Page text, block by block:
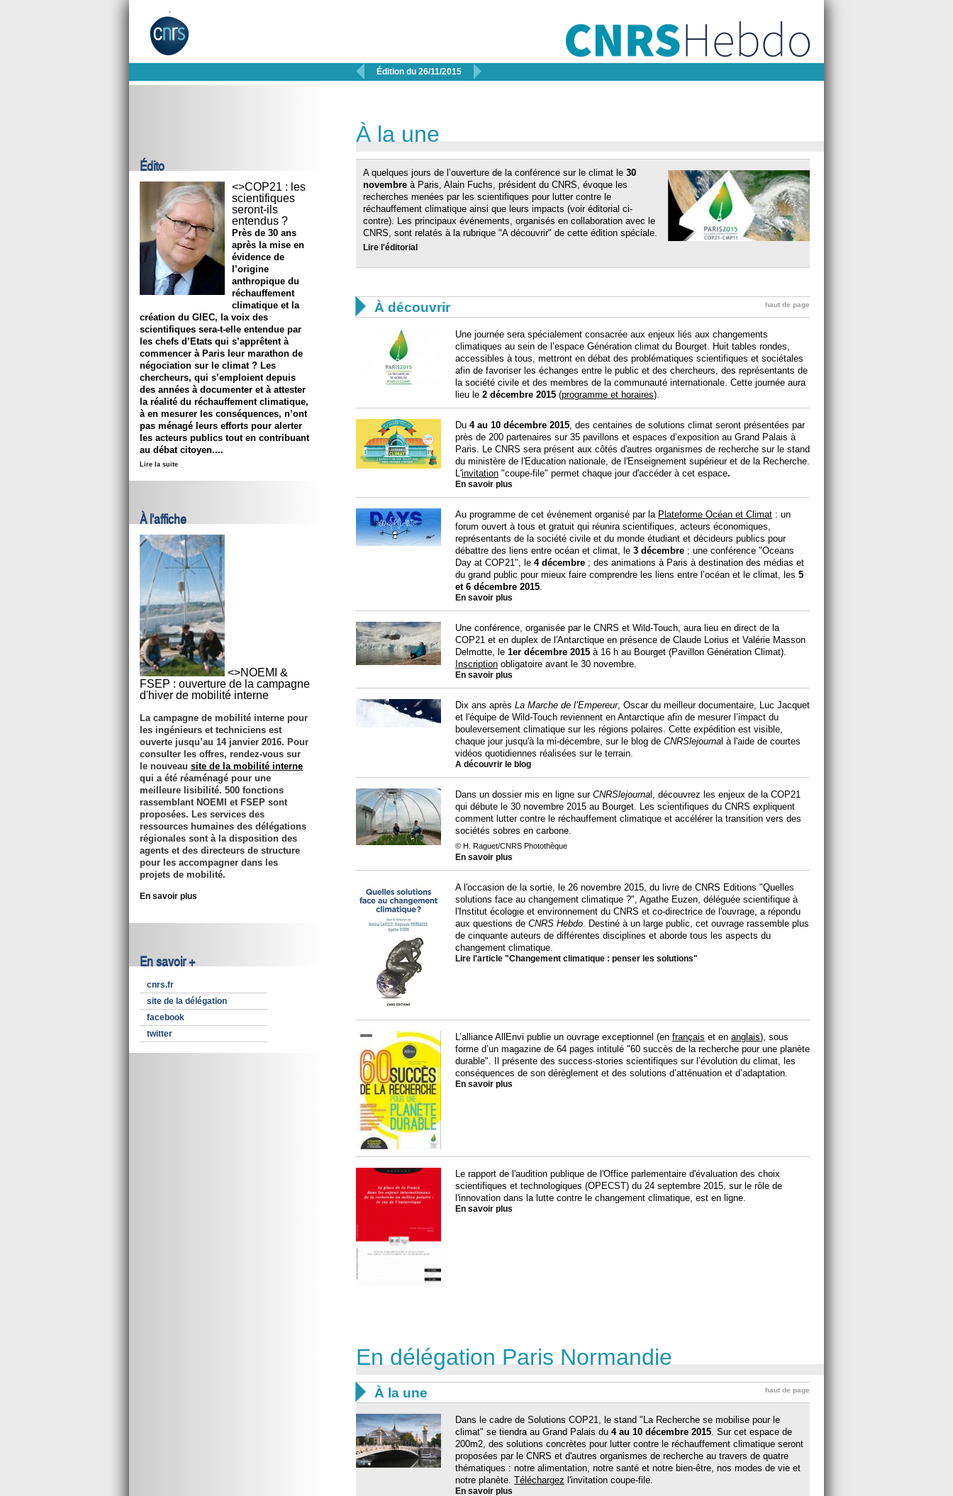
 Édition du 26/11/2015 
Édito
<>COP21 : les
scientifiques
seront-ils
entendus ?
Près de 30 ans
après la mise en
évidence de
l’origine
anthropique du
réchauffement
climatique et la
création du GIEC, la voix des
scientifiques sera-t-elle entendue par
les chefs d’Etats qui s’apprêtent à
commencer à Paris leur marathon de
négociation sur le climat ? Les
chercheurs, qui s’emploient depuis
des années à documenter et à attester
la réalité du réchauffement climatique,
à en mesurer les conséquences, n’ont
pas ménagé leurs efforts pour alerter
les acteurs publics tout en contribuant
au débat citoyen....
Lire la suite
À l'affiche
<>NOEMI &
FSEP : ouverture de la campagne
d'hiver de mobilité interne
La campagne de mobilité interne pour
les ingénieurs et techniciens est
ouverte jusqu’au 14 janvier 2016. Pour
consulter les offres, rendez-vous sur
le nouveau site de la mobilité interne
qui a été réaménagé pour une
meilleure lisibilité. 500 fonctions
rassemblant NOEMI et FSEP sont
proposées. Les services des
ressources humaines des délégations
régionales sont à la disposition des
agents et des directeurs de structure
pour les accompagner dans les
projets de mobilité.
En savoir plus
En savoir +
cnrs.fr
site de la délégation
facebook
twitter
À la une
A quelques jours de l’ouverture de la conférence sur le climat le 30
novembre à Paris, Alain Fuchs, président du CNRS, évoque les
recherches menées par les scientifiques pour lutter contre le
réchauffement climatique ainsi que leurs impacts (voir éditorial ci-
contre). Les principaux événements, organisés en collaboration avec le
CNRS, sont relatés à la rubrique "A découvrir" de cette édition spéciale.
Lire l'éditorial
 À découvrir haut de page
Une journée sera spécialement consacrée aux enjeux liés aux changements
climatiques au sein de l’espace Génération climat du Bourget. Huit tables rondes,
accessibles à tous, mettront en débat des problématiques scientifiques et sociétales
afin de favoriser les échanges entre le public et des chercheurs, des représentants de
la société civile et des membres de la communauté internationale. Cette journée aura
lieu le 2 décembre 2015 (programme et horaires).
Du 4 au 10 décembre 2015, des centaines de solutions climat seront présentées par
près de 200 partenaires sur 35 pavillons et espaces d’exposition au Grand Palais à
Paris. Le CNRS sera présent aux côtés d'autres organismes de recherche sur le stand
du ministère de l'Education nationale, de l'Enseignement supérieur et de la Recherche.
L'invitation "coupe-file" permet chaque jour d'accéder à cet espace.
En savoir plus
Au programme de cet événement organisé par la Plateforme Océan et Climat : un
forum ouvert à tous et gratuit qui réunira scientifiques, acteurs économiques,
représentants de la société civile et du monde étudiant et décideurs publics pour
débattre des liens entre océan et climat, le 3 décembre ; une conférence "Oceans
Day at COP21", le 4 décembre ; des animations à Paris à destination des médias et
du grand public pour mieux faire comprendre les liens entre l’océan et le climat, les 5
et 6 décembre 2015.
En savoir plus
Une conférence, organisée par le CNRS et Wild-Touch, aura lieu en direct de la
COP21 et en duplex de l'Antarctique en présence de Claude Lorius et Valérie Masson
Delmotte, le 1er décembre 2015 à 16 h au Bourget (Pavillon Génération Climat).
Inscription obligatoire avant le 30 novembre.
En savoir plus
Dix ans après La Marche de l’Empereur, Oscar du meilleur documentaire, Luc Jacquet
et l'équipe de Wild-Touch reviennent en Antarctique afin de mesurer l’impact du
bouleversement climatique sur les régions polaires. Cette expédition est visible,
chaque jour jusqu'à la mi-décembre, sur le blog de CNRSlejourna l à l'aide de courtes
vidéos quotidiennes réalisées sur le terrain.
A découvrir le blog
Dans un dossier mis en ligne sur CNRSlejourna l, découvrez les enjeux de la COP21
qui débute le 30 novembre 2015 au Bourget. Les scientifiques du CNRS expliquent
comment lutter contre le réchauffement climatique et accélérer la transition vers des
sociétés sobres en carbone.
© H. Raguet/CNRS Photothèque
En savoir plus
A l'occasion de la sortie, le 26 novembre 2015, du livre de CNRS Editions "Quelles
solutions face au changement climatique ?", Agathe Euzen, déléguée scientifique à
l'Institut écologie et environnement du CNRS et co-directrice de l'ouvrage, a répondu
aux questions de CNRS Hebdo . Destiné à un large public, cet ouvrage rassemble plus
de cinquante auteurs de différentes disciplines et aborde tous les aspects du
changement climatique.
Lire l'article "Changement climatique : penser les solutions"
L’alliance AllEnvi publie un ouvrage exceptionnel (en français et en anglais), sous
forme d’un magazine de 64 pages intitulé "60 succès de la recherche pour une planète
durable". Il présente des success-stories scientifiques sur l’évolution du climat, les
conséquences de son dérèglement et des solutions d’atténuation et d’adaptation.
En savoir plus
Le rapport de l'audition publique de l'Office parlementaire d'évaluation des choix
scientifiques et technologiques (OPECST) du 24 septembre 2015, sur le rôle de
l'innovation dans la lutte contre le changement climatique, est en ligne.
En savoir plus
En délégation Paris Normandie
 À la une haut de page
Dans le cadre de Solutions COP21, le stand "La Recherche se mobilise pour le
climat" se tiendra au Grand Palais du 4 au 10 décembre 2015 . Sur cet espace de
200m2, des solutions concrètes pour lutter contre le réchauffement climatique seront
proposées par le CNRS et d'autres organismes de recherche au travers de quatre
thématiques : notre alimentation, notre santé et notre bien-être, nos modes de vie et
notre planète. Téléchargez l'invitation coupe-file.
En savoir plus